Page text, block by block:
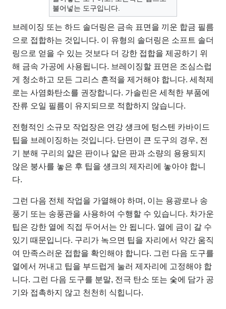
불어넣는 도구입니다.
브레이징 또는 하드 솔더링은 금속 표면을 끼운 합금 필름
으로 접합하는 것입니다. 이 유형의 솔더링은 소프트 솔더
링으로 얻을 수 있는 것보다 더 강한 접합을 제공하기 위
해 금속 가공에 사용됩니다. 브레이징할 표면은 조심스럽
게 청소하고 모든 그리스 흔적을 제거해야 합니다. 세척제
로는 사염화탄소를 권장합니다. 가솔린은 세척한 부품에
잔류 오일 필름이 유지되므로 적합하지 않습니다.
전형적인 소규모 작업장은 연강 섕크에 텅스텐 카바이드
팁을 브레이징하는 것입니다. 단면이 큰 도구의 경우, 전
기 분해 구리의 얇은 판이나 얇은 판과 소량의 용융되지
않은 붕사를 놓은 후 팁을 섕크의 제자리에 놓아야 합니
다.
그런 다음 전체 작업을 가열해야 하며, 이는 용광로나 송
풍기 또는 송풍관을 사용하여 수행할 수 있습니다. 차가운
팁은 강한 열에 직접 두어서는 안 됩니다. 열에 금이 갈 수
있기 때문입니다. 구리가 녹으면 팁을 자리에서 약간 움직
여 만족스러운 접합을 확인해야 합니다. 그런 다음 도구를
열에서 꺼내고 팁을 부드럽게 눌러 제자리에 고정해야 합
니다. 그런 다음 도구를 분말, 전극 탄소 또는 숯에 담가 공
기와 접촉하지 않고 천천히 식힙니다.